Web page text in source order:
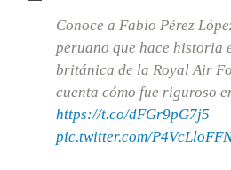
Conoce a Fabio Pérez
peruano que hace historia
británica de la Royal Air
cuenta cómo fue riguroso
https://t.co/dFGr9pG7j5
pic.twitter.com/